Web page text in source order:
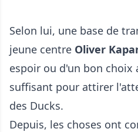
Selon lui, une base de
jeune centre Oliver
espoir ou d'un bon choix
suffisant pour attirer
des Ducks.
Depuis, les choses ont